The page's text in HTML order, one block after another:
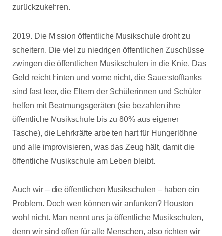
zurückzukehren.
2019. Die Mission öffentliche Musikschule droht zu
scheitern. Die viel zu niedrigen öffentlichen Zuschüsse
zwingen die öffentlichen Musikschulen in die Knie. Das
Geld reicht hinten und vorne nicht, die Sauerstofftanks
sind fast leer, die Eltern der Schülerinnen und Schüler
helfen mit Beatmungsgeräten (sie bezahlen ihre
öffentliche Musikschule bis zu 80% aus eigener
Tasche), die Lehrkräfte arbeiten hart für Hungerlöhne
und alle improvisieren, was das Zeug hält, damit die
öffentliche Musikschule am Leben bleibt.
Auch wir – die öffentlichen Musikschulen – haben ein
Problem. Doch wen können wir anfunken? Houston
wohl nicht. Man nennt uns ja öffentliche Musikschulen,
denn wir sind offen für alle Menschen, also richten wir